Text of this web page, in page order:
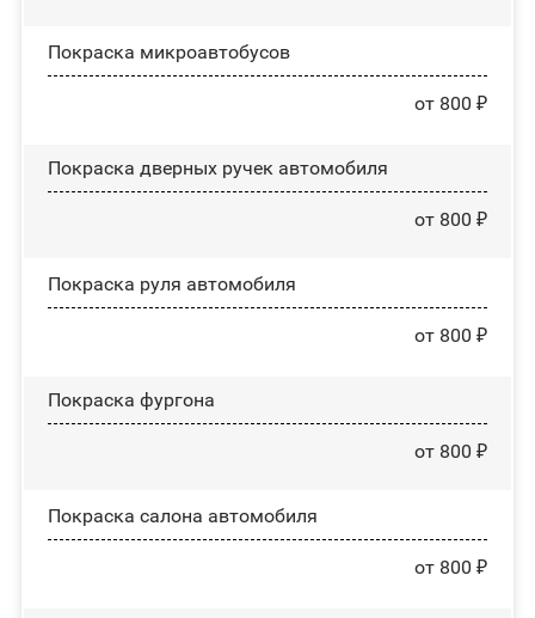
Покраска микроавтобусов
от 800 ₽
Покраска дверных ручек автомобиля
от 800 ₽
Покраска руля автомобиля
от 800 ₽
Покраска фургона
от 800 ₽
Покраска салона автомобиля
от 800 ₽